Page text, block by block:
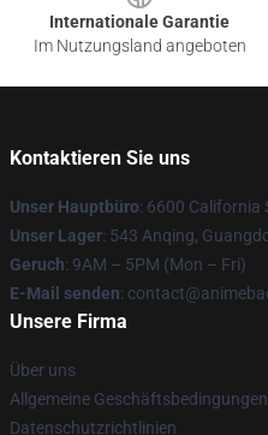
Internationale Garantie
Im Nutzungsland angeboten
Kontaktieren Sie uns
Unser Hauptbüro: 6600 California
Unser Lager: 543 Anqing,
Geruch: 9AM – 5PM (Mon – Fri)
E-Mail senden:
Unsere Firma
Über uns
Allgemeine Geschäftsbedingungen
Datenschutzrichtlinien